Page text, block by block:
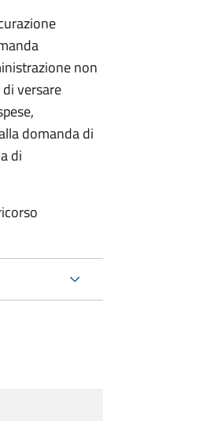
non
versare
domanda di
di